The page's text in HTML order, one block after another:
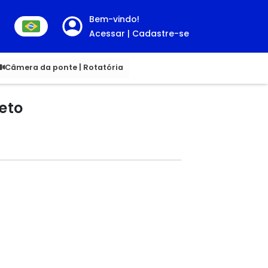
Bem-vindo!
Acessar | Cadastre-se
Câmera da ponte | Rotatória